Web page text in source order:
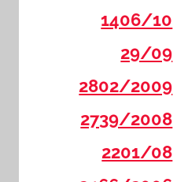
1406/10
29/09
2802/2009
2739/2008
2201/08